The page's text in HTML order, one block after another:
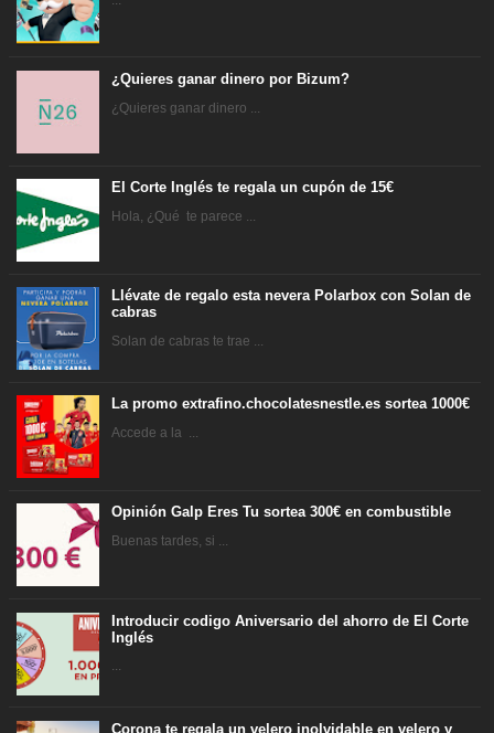
¿Quieres ganar dinero por Bizum?
¿Quieres ganar dinero ...
El Corte Inglés te regala un cupón de 15€
Hola, ¿Qué te parece ...
Llévate de regalo esta nevera Polarbox con Solan de
cabras
Solan de cabras te trae ...
La promo extrafino.chocolatesnestle.es sortea 1000€
Accede a la ...
Opinión Galp Eres Tu sortea 300€ en combustible
Buenas tardes, si ...
Introducir codigo Aniversario del ahorro de El Corte
Inglés
...
Corona te regala un velero inolvidable en velero y